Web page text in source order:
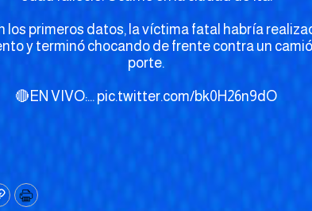
los primeros datos, la víctima fatal habría
y terminó chocando de frente contra un
porte.
🔴EN VIVO:… pic.twitter.com/bk0H26n9dO
Print